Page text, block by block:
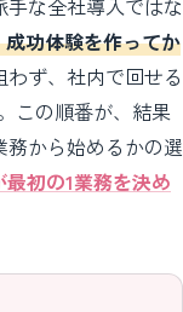
功体験を作ってか
ず、社内で回せる
この順番が、結果
から始めるかの選
初の1業務を決め